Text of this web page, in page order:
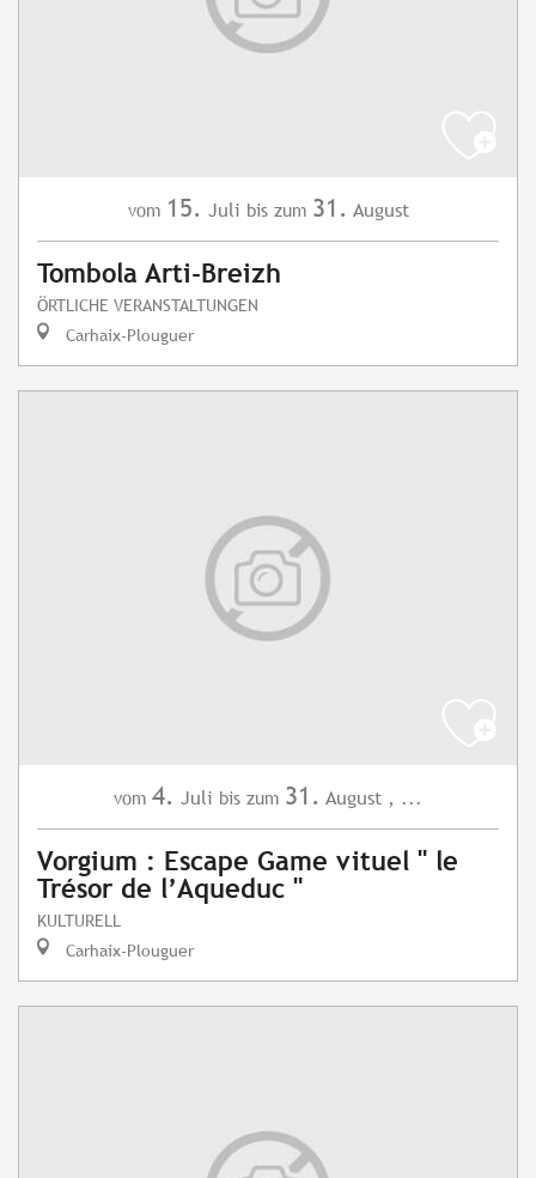
vom 15. Juli bis zum 31. August
Tombola Arti-Breizh
ÖRTLICHE VERANSTALTUNGEN
Carhaix-Plouguer
vom 4. Juli bis zum 31. August , ...
Vorgium : Escape Game vituel " le
Trésor de l’Aqueduc "
KULTURELL
Carhaix-Plouguer